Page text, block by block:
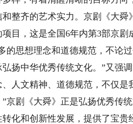
整齐的艺术实力。京剧《大舜
目，这是全国6年内第3部京
的思想理念和道德规范，不论
扬中华优秀传统文化。”又强
人文精神、道德规范，不仅是
京剧《大舜》正是弘扬优秀传
化和创新性发展，提供了宝贵